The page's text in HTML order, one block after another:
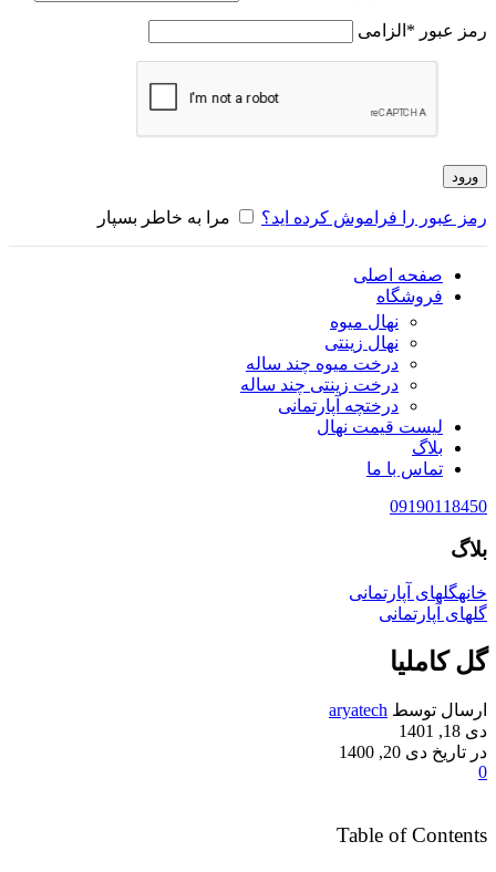
رمز عبور * الزامی
ورود
رمز عبور را فراموش کرده اید؟ مرا به خاطر بسپار
صفحه اصلی
فروشگاه
نهال میوه
نهال زینتی
درخت میوه چند ساله
درخت زینتی چند ساله
درختچه آپارتمانی
لیست قیمت نهال
بلاگ
تماس با ما
09190118450
بلاگ
خانهگلهای آپارتمانی
گلهای آپارتمانی
گل کاملیا
ارسال توسط aryatech
دی 18, 1401
در تاریخ دی 20, 1400
0
Table of Contents